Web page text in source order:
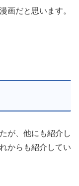
画だと思います。
が、他にも紹介し
からも紹介してい